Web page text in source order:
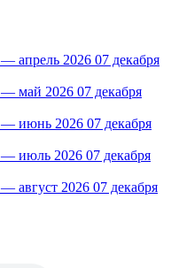
— апрель 2026 07 декабря
— май 2026 07 декабря
— июнь 2026 07 декабря
— июль 2026 07 декабря
август 2026 07 декабря